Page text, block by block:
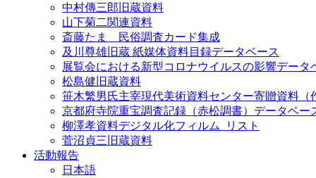
中村傳三郎旧蔵資料
山下菊二関連資料
斎藤たま 民俗調査カード集成
及川尊雄旧蔵 紙媒体資料目録データベース
展覧会における新型コロナウイルスの影響データ
松島健旧蔵資料
笹木繁男氏主宰現代美術資料センター寄贈資料（
京都府寺院重宝調査記録（赤松調書）データベー
柳澤孝資料デジタル化フィルム_リスト
菅沼貞三旧蔵資料
活動報告
日本語